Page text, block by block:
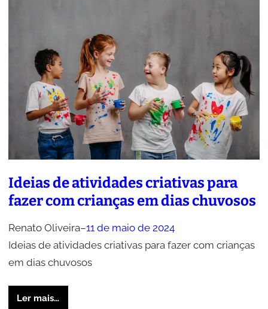
Ideias de atividades criativas para
fazer com crianças em dias chuvosos
Renato Oliveira–11 de maio de 2024
Ideias de atividades criativas para fazer com crianças
em dias chuvosos
Ler mais…